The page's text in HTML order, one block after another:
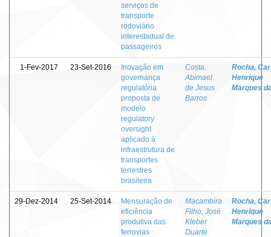
serviços de
transporte
rodoviário
interestadual de
passageiros
1-Fev-2017 23-Set-2016
Inovação em
governança
regulatória
proposta de
modelo
regulatory
oversight
aplicado à
infraestrutura de
transportes
terrestres
brasileira
Costa,
Abimael
de Jesus
Barros
Rocha,
Henrique
Marques
29-Dez-2014 25-Set-2014
Mensuração de
eficiência
produtiva das
ferrovias
Macambira
Filho, José
Kleber
Duarte
Rocha,
Henrique
Marques